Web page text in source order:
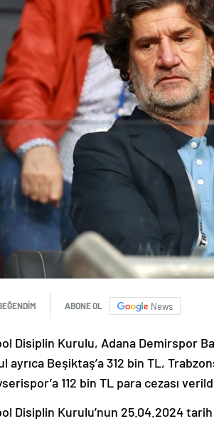
ABONE OL News
Disiplin Kurulu, Adana Demirspor
ayrıca Beşiktaş’a 312 bin TL,
112 bin TL para cezası
Disiplin Kurulu’nun 25.04.2024 tarih